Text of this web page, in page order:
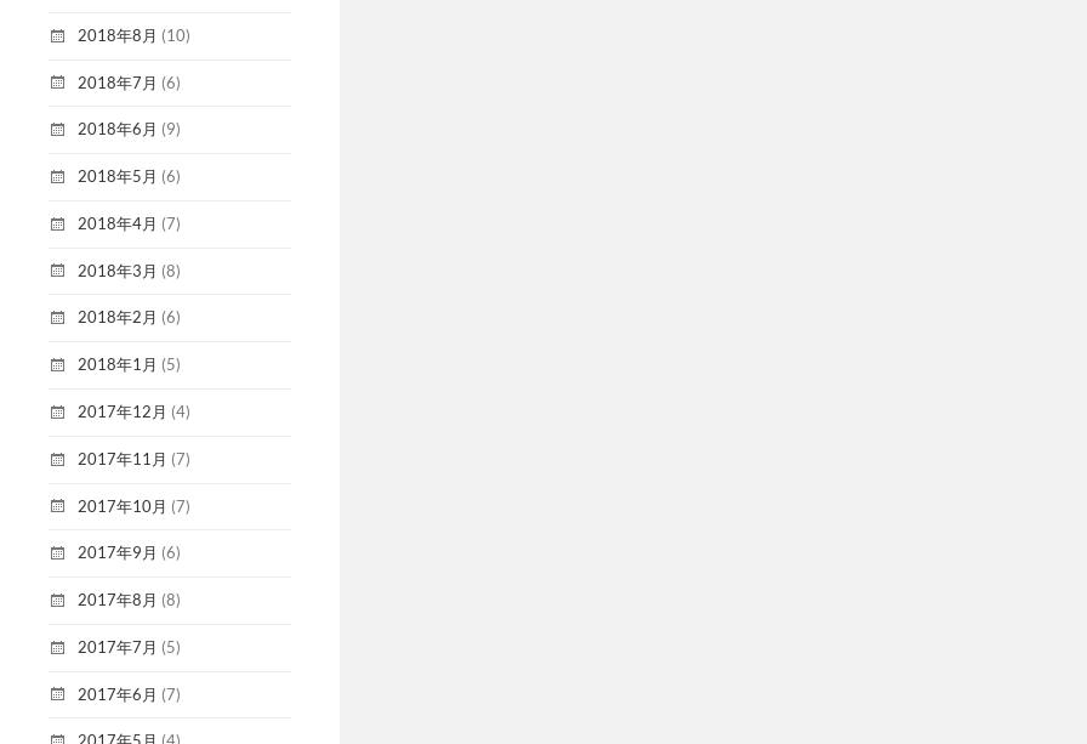
2018年8月 (10)
2018年7月 (6)
2018年6月 (9)
2018年5月 (6)
2018年4月 (7)
2018年3月 (8)
2018年2月 (6)
2018年1月 (5)
2017年12月 (4)
2017年11月 (7)
2017年10月 (7)
2017年9月 (6)
2017年8月 (8)
2017年7月 (5)
2017年6月 (7)